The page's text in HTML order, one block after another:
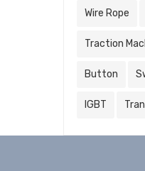
Wire Rope
Traction
Button
IGBT